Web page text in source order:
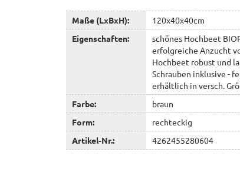
Maße (LxBxH):
120x40x40cm
Eigenschaften:
schönes Hochbeet
erfolgreiche Anzucht
Hochbeet robust und
Schrauben inklusive -
erhältlich in versch.
Farbe:
braun
Form:
rechteckig
Artikel-Nr.:
4262455280604